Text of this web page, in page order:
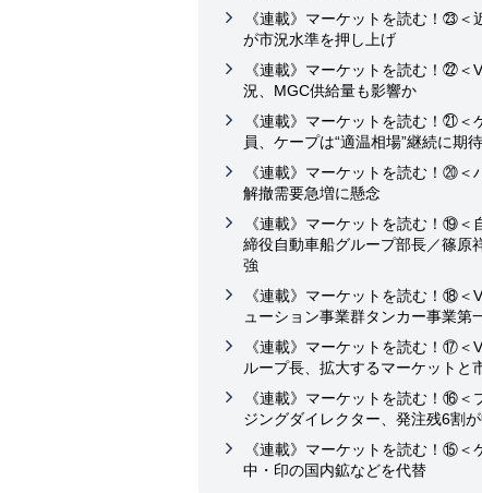
《連載》マーケットを読む！㉓
が市況水準を押し上げ
《連載》マーケットを読む！㉒
況、MGC供給量も影響か
《連載》マーケットを読む！㉑
員、ケープは“適温相場”継続に期待
《連載》マーケットを読む！⑳
解撤需要急増に懸念
《連載》マーケットを読む！⑲
締役自動車船グループ部長／篠原
強
《連載》マーケットを読む！⑱
ューション事業群タンカー事業第
《連載》マーケットを読む！⑰
ループ長、拡大するマーケットと
《連載》マーケットを読む！⑯＜
ジングダイレクター、発注残6割
《連載》マーケットを読む！⑮
中・印の国内鉱などを代替